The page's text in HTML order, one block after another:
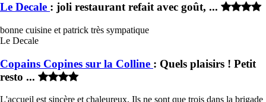
Le Decale : joli restaurant refait avec goût, ...
bonne cuisine et patrick très sympatique
Le Decale
Copains Copines sur la Colline : Quels plaisirs ! Petit
resto ...
L'accueil est sincère et chaleureux. Ils ne sont que trois dans la brigade